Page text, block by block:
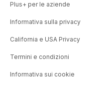
Plus+ per le aziende
Informativa sulla privacy
California e USA Privacy
Termini e condizioni
Informativa sui cookie